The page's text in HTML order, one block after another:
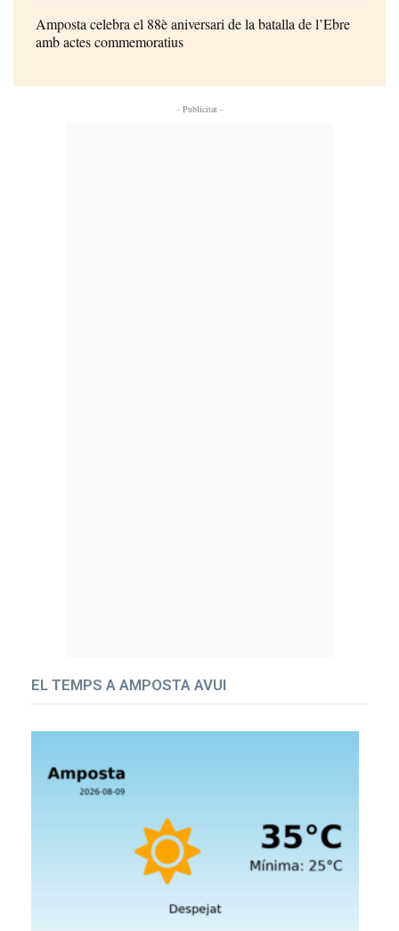
Amposta celebra el 88è aniversari de la batalla de l’Ebre
amb actes commemoratius
- Publicitat -
EL TEMPS A AMPOSTA AVUI